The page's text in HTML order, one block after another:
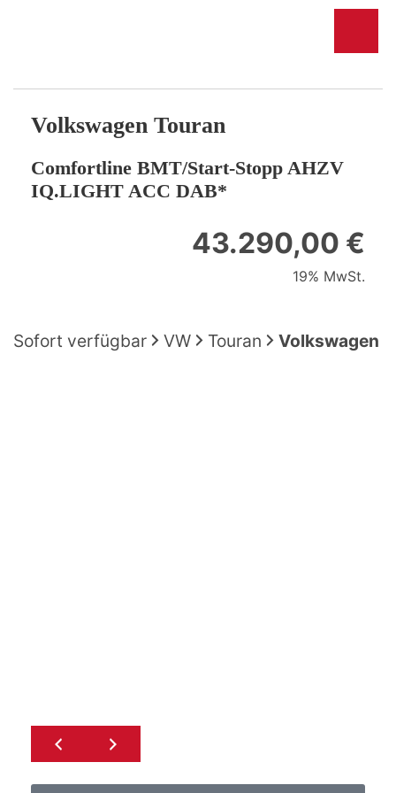
Volkswagen Touran
Comfortline BMT/Start-Stopp AHZV
IQ.LIGHT ACC DAB*
43.290,00 €
19% MwSt.
Sofort verfügbar VW Touran Volkswagen